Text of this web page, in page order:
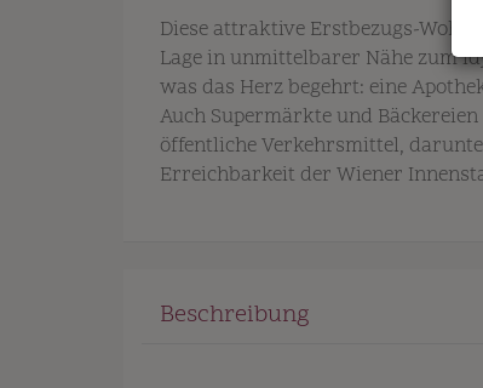
Diese attraktive Erstbezugs-
Lage in unmittelbarer Nähe zum
was das Herz begehrt: eine
Auch Supermärkte und
öffentliche Verkehrsmittel,
Erreichbarkeit der Wiener
Beschreibung